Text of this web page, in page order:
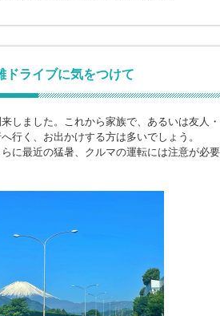
ライブに気をつけて
しました。これから家族で、あるいは友人
行く、お出かけする方は多いでしょう。
に最近の猛暑、クルマの運転には注意が必